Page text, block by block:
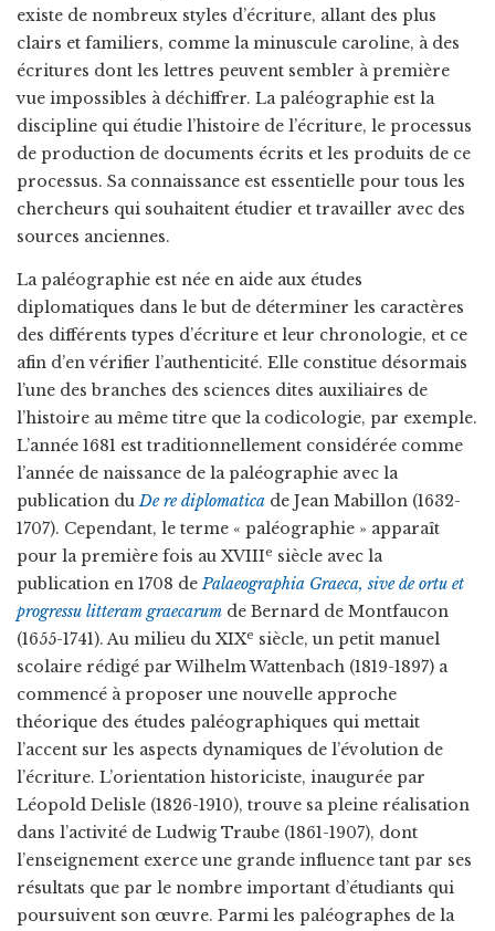
existe de nombreux styles d’écriture, allant des plus
clairs et familiers, comme la minuscule caroline, à des
écritures dont les lettres peuvent sembler à première
vue impossibles à déchiffrer. La paléographie est la
discipline qui étudie l’histoire de l’écriture, le processus
de production de documents écrits et les produits de ce
processus. Sa connaissance est essentielle pour tous les
chercheurs qui souhaitent étudier et travailler avec des
sources anciennes.
La paléographie est née en aide aux études
diplomatiques dans le but de déterminer les caractères
des différents types d’écriture et leur chronologie, et ce
afin d’en vérifier l’authenticité. Elle constitue désormais
l’une des branches des sciences dites auxiliaires de
l’histoire au même titre que la codicologie, par exemple.
L’année 1681 est traditionnellement considérée comme
l’année de naissance de la paléographie avec la
publication duDe re diplomatica de Jean Mabillon (1632-
1707). Cependant, le terme « paléographie » apparaît
pour la première fois au XVIIIe siècle avec la
publication en 1708 dePalaeographia Graeca, sive de ortu et
progressu litteram graecarum de Bernard de Montfaucon
(1655-1741). Au milieu du XIXe siècle, un petit manuel
scolaire rédigé par Wilhelm Wattenbach (1819-1897) a
commencé à proposer une nouvelle approche
théorique des études paléographiques qui mettait
l’accent sur les aspects dynamiques de l’évolution de
l’écriture. L’orientation historiciste, inaugurée par
Léopold Delisle (1826-1910), trouve sa pleine réalisation
dans l’activité de Ludwig Traube (1861-1907), dont
l’enseignement exerce une grande influence tant par ses
résultats que par le nombre important d’étudiants qui
poursuivent son œuvre. Parmi les paléographes de la